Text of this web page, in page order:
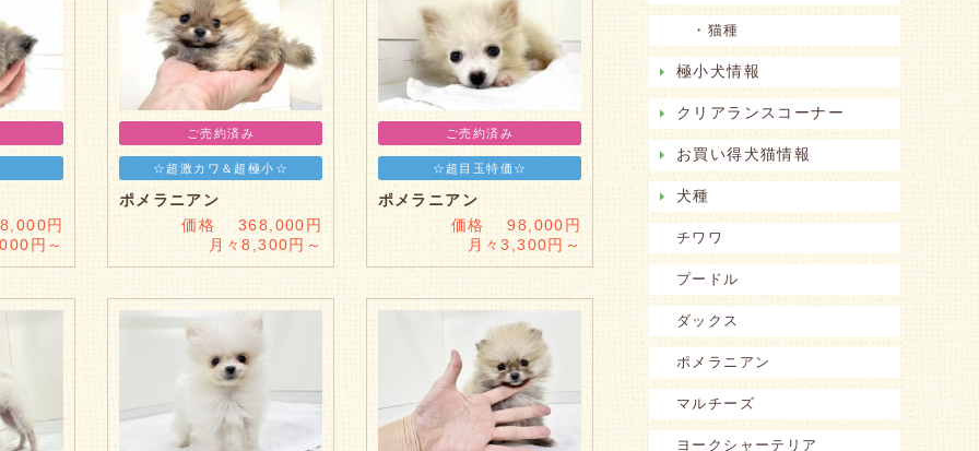
円
円～
ご売約済み
☆超激カワ＆超極小☆
ポメラニアン
価格 368,000円
月々8,300円～
ご売約済み
☆超目玉特価☆
ポメラニアン
価格 98,000円
月々3,300円～
・猫種
極小犬情報
クリアランスコーナー
お買い得犬猫情報
犬種
チワワ
プードル
ダックス
ポメラニアン
マルチーズ
ヨークシャーテリア